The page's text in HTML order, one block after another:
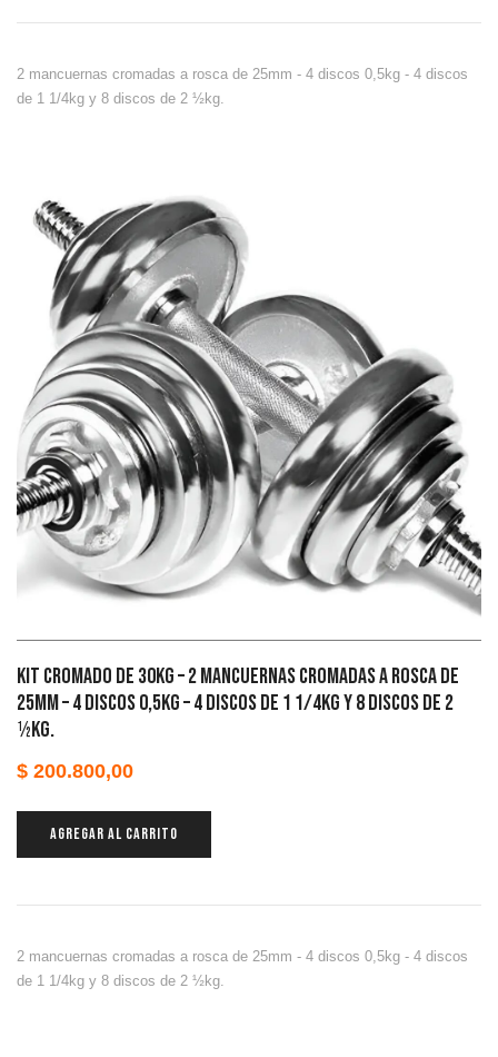
2 mancuernas cromadas a rosca de 25mm - 4 discos 0,5kg - 4 discos
de 1 1/4kg y 8 discos de 2 ½kg.
KIT CROMADO DE 30KG – 2 mancuernas cromadas a rosca de
25mm – 4 discos 0,5kg – 4 discos de 1 1/4kg y 8 discos de 2
½kg.
$ 200.800,00
AGREGAR AL CARRITO
2 mancuernas cromadas a rosca de 25mm - 4 discos 0,5kg - 4 discos
de 1 1/4kg y 8 discos de 2 ½kg.